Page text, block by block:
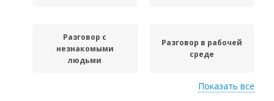
Разговор с
незнакомыми
людьми
Разговор в рабочей
среде
Показать все